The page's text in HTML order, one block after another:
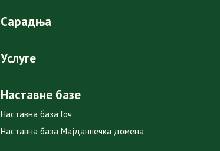
Сарадња
Услуге
Наставне базе
Наставна база Гоч
Наставна база Мајданпечка домена